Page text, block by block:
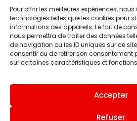
Pour offrir les meilleures expériences,
technologies telles que les cookies pour
informations des appareils. Le fait de
nous permettra de traiter des données
de navigation ou les ID uniques sur ce
consentir ou de retirer son consentement
sur certaines caractéristiques et
Accepter
Refuser
ACTUALITÉS
CLUB
BOUTIQUE INFOS